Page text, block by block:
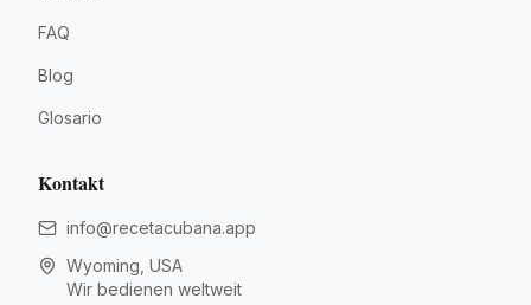
FAQ
Blog
Glosario
Kontakt
info@recetacubana.app
Wyoming, USA
Wir bedienen weltweit